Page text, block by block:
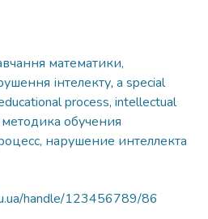
математики,
інтелекту, a special
process, intellectual
обучения
нарушение интеллекта
handle/123456789/86